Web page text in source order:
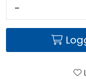
-